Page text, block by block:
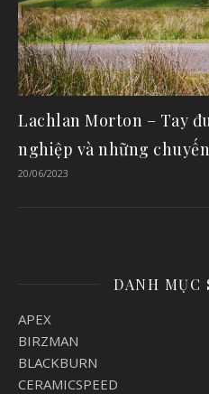
Lachlan Morton – Tay
nghiệp và những
20/06/2023
DANH MỤC
APEX
BIRZMAN
BLACKBURN
CERAMICSPEED